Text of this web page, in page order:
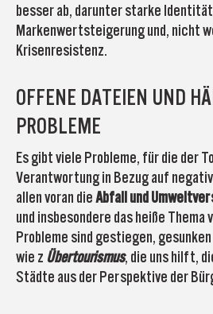
besser ab, darunter starke
Markenwertsteigerung und, nicht
Krisenresistenz.
OFFENE DATEIEN UND
PROBLEME
Es gibt viele Probleme, für die der
Verantwortung in Bezug auf
allen voran dieAbfall und
und insbesondere das heiße Thema
Probleme sind gestiegen,
wie z Übertourismus, die uns hilft,
Städte aus der Perspektive der